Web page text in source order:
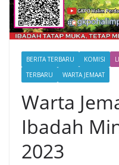
BERITA TERBARU KOMISI
TERBARU
WARTA JEMAAT
Warta
Ibadah
2023